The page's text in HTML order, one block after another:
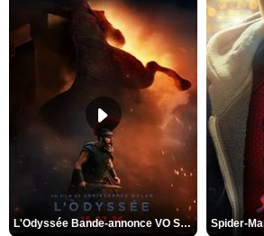
L'Odyssée Bande-annonce VO STFR